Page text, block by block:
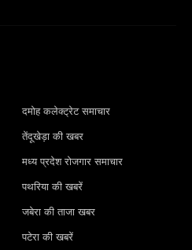
दमोह कलेक्ट्रेट समाचार
तेंदूखेड़ा की खबर
मध्य प्रदेश रोजगार समाचार
पथरिया की खबरें
जबेरा की ताजा खबर
पटेरा की खबरें